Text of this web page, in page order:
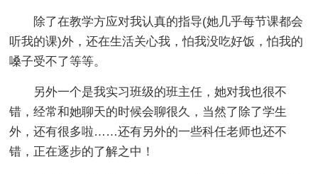
除了在教学方应对我认真的指导(她几乎每节课都会
听我的课)外，还在生活关心我，怕我没吃好饭，怕我的
嗓子受不了等等。
另外一个是我实习班级的班主任，她对我也很不
错，经常和她聊天的时候会聊很久，当然了除了学生
外，还有很多啦……还有另外的一些科任老师也还不
错，正在逐步的了解之中！